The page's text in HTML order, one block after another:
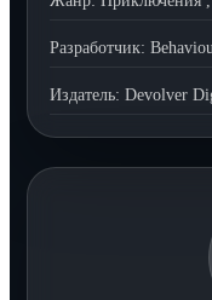
Разработчик:
Издатель: Devolver